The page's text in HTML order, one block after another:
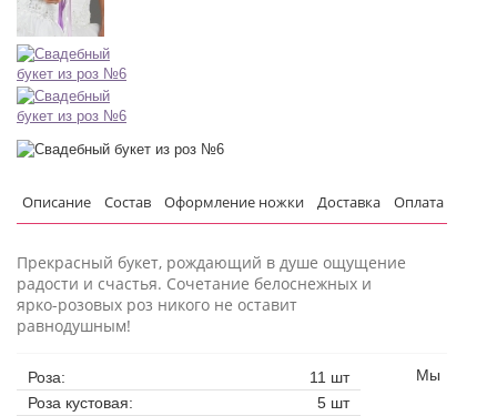
Описание Состав Оформление ножки Доставка Оплата
Прекрасный букет, рождающий в душе ощущение
радости и счастья. Сочетание белоснежных и
ярко-розовых роз никого не оставит
равнодушным!
Роза:
11 шт
Роза кустовая:
5 шт
Мы